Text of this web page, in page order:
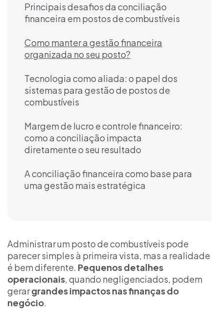
Administrar um posto de combustíveis pode
parecer simples à primeira vista, mas a realidade
é bem diferente. Pequenos detalhes
operacionais, quando negligenciados, podem
gerargrandes impactos nas finanças do
negócio.
Principais desafios da conciliação
financeira em postos de combustíveis
Como manter a gestão financeira
organizada no seu posto?
Tecnologia como aliada: o papel dos
sistemas para gestão de postos de
combustíveis
Margem de lucro e controle financeiro:
como a conciliação impacta
diretamente o seu resultado
A conciliação financeira como base para
uma gestão mais estratégica